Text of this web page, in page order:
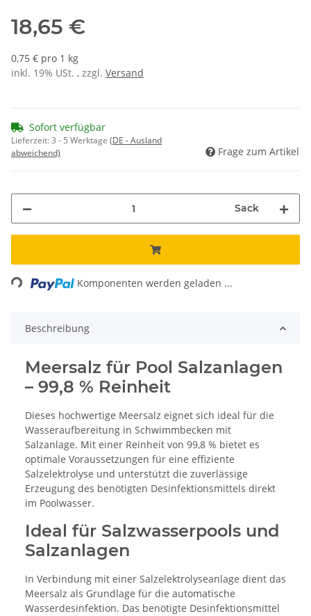
18,65 €
0,75 € pro 1 kg
inkl. 19% USt. , zzgl. Versand
Sofort verfügbar
Lieferzeit:3 - 5 Werktage (DE - Ausland
abweichend)
Frage zum Artikel
Sack
Loading... Komponenten werden geladen ...
Beschreibung
Meersalz für Pool Salzanlagen
– 99,8 % Reinheit
Dieses hochwertige Meersalz eignet sich ideal für die
Wasseraufbereitung in Schwimmbecken mit
Salzanlage. Mit einer Reinheit von 99,8 % bietet es
optimale Voraussetzungen für eine effiziente
Salzelektrolyse und unterstützt die zuverlässige
Erzeugung des benötigten Desinfektionsmittels direkt
im Poolwasser.
Ideal für Salzwasserpools und
Salzanlagen
In Verbindung mit einer Salzelektrolyseanlage dient das
Meersalz als Grundlage für die automatische
Wasserdesinfektion. Das benötigte Desinfektionsmittel